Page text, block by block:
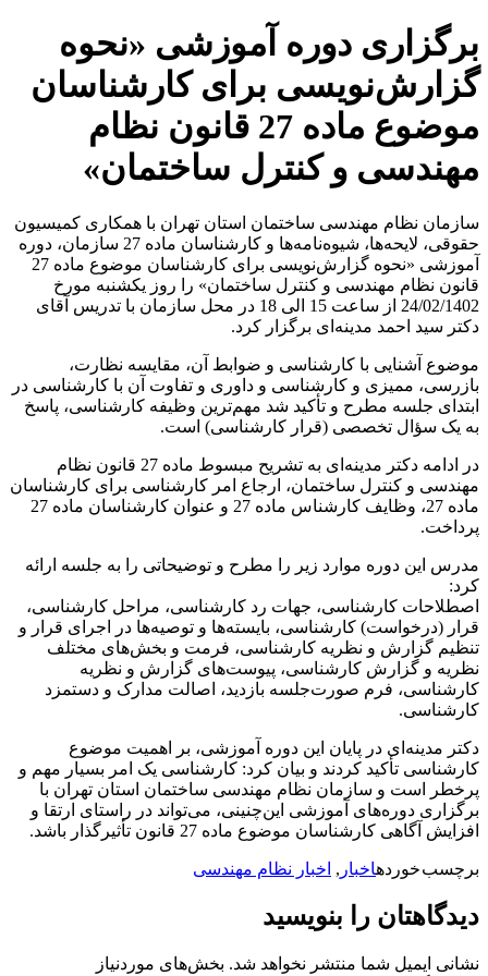
پرش
به
محتوا
برگزاری دوره آموزشی «نحوه
گزارش‌نویسی برای کارشناسان
موضوع ماده 27 قانون نظام
مهندسی و کنترل ساختمان»
سازمان نظام مهندسی ساختمان استان تهران با همکاری کمیسیون
حقوقی، لایحه‌ها، شیوه‌نامه‌ها و کارشناسان ماده 27 سازمان، دوره
آموزشی «نحوه گزارش‌نویسی برای کارشناسان موضوع ماده 27
قانون نظام مهندسی و کنترل ساختمان» را روز یکشنبه مورخ
24/02/1402 از ساعت 15 الی 18 در محل سازمان با تدریس آقای
دکتر سید احمد مدینه‌ای برگزار کرد.
موضوع آشنایی با کارشناسی و ضوابط آن، مقایسه نظارت،
بازرسی، ممیزی و کارشناسی و داوری و تفاوت آن با کارشناسی در
ابتدای جلسه مطرح و تأکید شد مهم‌ترین وظیفه کارشناسی، پاسخ
به یک سؤال تخصصی (قرار کارشناسی) است.
در ادامه دکتر مدینه‌ای به تشریح مبسوط ماده 27 قانون نظام
مهندسی و کنترل ساختمان، ارجاع امر کارشناسی برای کارشناسان
ماده 27، وظایف کارشناس ماده 27 و عنوان کارشناسان ماده 27
پرداخت.
مدرس این دوره موارد زیر را مطرح و توضیحاتی را به جلسه ارائه
کرد:
اصطلاحات کارشناسی، جهات رد کارشناسی، مراحل کارشناسی،
قرار (درخواست) کارشناسی، بایسته‌ها و توصیه‌ها در اجرای قرار و
تنظیم گزارش و نظریه کارشناسی، فرمت و بخش‌های مختلف
نظریه و گزارش کارشناسی، پیوست‌های گزارش و نظریه
کارشناسی، فرم صورت‌جلسه بازدید، اصالت مدارک و دستمزد
کارشناسی.
دکتر مدینه‌ای در پایان این دوره آموزشی، بر اهمیت موضوع
کارشناسی تأکید کردند و بیان کرد: کارشناسی یک امر بسیار مهم و
پرخطر است و سازمان نظام مهندسی ساختمان استان تهران با
برگزاری دوره‌های آموزشی این‌چنینی، می‌تواند در راستای ارتقا و
افزایش آگاهی کارشناسان موضوع ماده 27 قانون تأثیرگذار باشد.
برچسب خوردهاخبار , اخبار نظام مهندسی
دیدگاهتان را بنویسید
نشانی ایمیل شما منتشر نخواهد شد. بخش‌های موردنیاز